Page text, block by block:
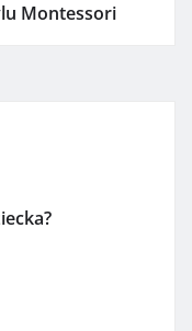
Montessori